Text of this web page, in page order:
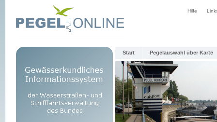
Hilfe
Start Pegelauswahl über Karte